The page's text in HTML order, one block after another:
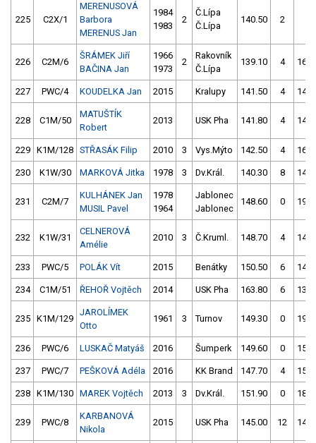
225 C2X/1
MERENUSOVÁ
Barbora
MERENUS Jan
1984
1983
2
Č.Lípa
Č.Lípa
140.50 2
226 C2M/6
ŠRÁMEK Jiří
BAČINA Jan
1966
1973
2
Rakovník
Č.Lípa
139.10 4
227 PWC/4 KOUDELKA Jan 2015 Kralupy 141.50 4
228 C1M/50
MATUŠTÍK
Robert
2013 USK Pha 141.80 4
229 K1M/128 STŘASÁK Filip 2010 3 Vys.Mýto 142.50 4
230 K1W/30 MARKOVÁ Jitka 1978 3 Dv.Král. 140.30 8
231 C2M/7
KULHÁNEK Jan
MUSIL Pavel
1978
1964
Jablonec
Jablonec
148.60 0
232 K1W/31
CELNEROVÁ
Amélie
2010 3 Č.Kruml. 148.70 4
233 PWC/5 POLÁK Vít 2015 Benátky 150.50 6
234 C1M/51 ŘEHOŘ Vojtěch 2014 USK Pha 163.80 6
235 K1M/129
JAROLÍMEK
Otto
1961 3 Turnov 149.30 0
236 PWC/6 LUSKAČ Matyáš 2016 Šumperk 149.60 0
237 PWC/7 PEŠKOVÁ Adéla 2016 KK Brand 147.70 4
238 K1M/130 MAREK Vojtěch 2013 3 Dv.Král. 151.90 0
239 PWC/8
KARBANOVÁ
Nikola
2015 USK Pha 145.00 12